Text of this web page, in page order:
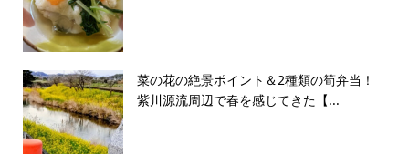
菜の花の絶景ポイント＆2種類の筍弁当！
紫川源流周辺で春を感じてきた【...